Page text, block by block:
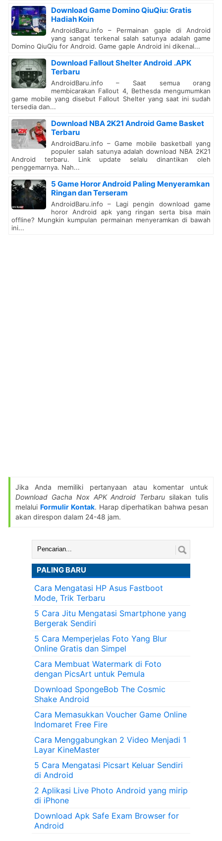
Download Game Domino QiuQiu: Gratis
Hadiah Koin
AndroidBaru.info – Permainan gaple di Android
yang sangat terkenal salah satunya adalah game
Domino QiuQiu for Android. Game gaple Android ini dikenal...
Download Fallout Shelter Android .APK
Terbaru
AndroidBaru.info – Saat semua orang
membicarakan Fallout 4, Bethesda mengumumkan
game mobile yang disebut Fallout Shelter yang saat ini sudah
tersedia dan...
Download NBA 2K21 Android Game Basket
Terbaru
AndroidBaru.info – Game mobile basketball yang
populer salah satunya adalah download NBA 2K21
Android terbaru. Link update selalu dinantikan oleh
penggemarnya. Nah...
5 Game Horor Android Paling Menyeramkan
Ringan dan Terseram
AndroidBaru.info – Lagi pengin download game
horor Android apk yang ringan serta bisa main
offline? Mungkin kumpulan permainan menyeramkan di bawah
ini...
Jika Anda memiliki pertanyaan atau komentar untuk
Download Gacha Nox APK Android Terbaru silakan tulis
melalui Formulir Kontak. Harap diperhatikan bahwa pesan
akan direspon dalam 24-48 jam.
Cari:
PALING BARU
Cara Mengatasi HP Asus Fastboot
Mode, Trik Terbaru
5 Cara Jitu Mengatasi Smartphone yang
Bergerak Sendiri
5 Cara Memperjelas Foto Yang Blur
Online Gratis dan Simpel
Cara Membuat Watermark di Foto
dengan PicsArt untuk Pemula
Download SpongeBob The Cosmic
Shake Android
Cara Memasukkan Voucher Game Online
Indomaret Free Fire
Cara Menggabungkan 2 Video Menjadi 1
Layar KineMaster
5 Cara Mengatasi Picsart Keluar Sendiri
di Android
2 Aplikasi Live Photo Android yang mirip
di iPhone
Download Apk Safe Exam Browser for
Android